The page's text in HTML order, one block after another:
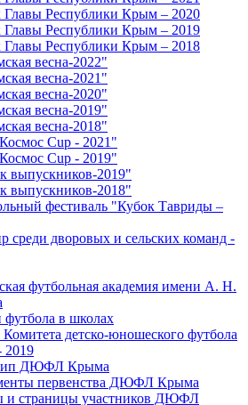
Главы Республики Крым – 2020
Главы Республики Крым – 2019
Главы Республики Крым – 2018
весна-2022"
весна-2021"
весна-2020"
весна-2019"
весна-2018"
Cup - 2021"
Cup - 2019"
выпускников-2019"
выпускников-2018"
фестиваль "Кубок Тавриды –
среди дворовых и сельских команд -
футбольная академия имени А. Н.
футбола в школах
детско-юношеского футбола
ДЮФЛ Крыма
первенства ДЮФЛ Крыма
и страницы участников ДЮФЛ